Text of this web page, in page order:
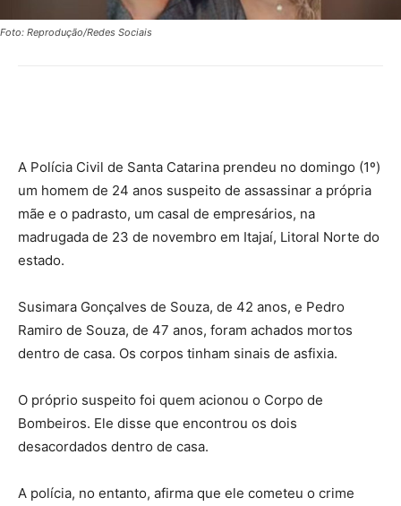
Foto: Reprodução/Redes Sociais
A Polícia Civil de Santa Catarina prendeu no domingo (1º)
um homem de 24 anos suspeito de assassinar a própria
mãe e o padrasto, um casal de empresários, na
madrugada de 23 de novembro em Itajaí, Litoral Norte do
estado.
Susimara Gonçalves de Souza, de 42 anos, e Pedro
Ramiro de Souza, de 47 anos, foram achados mortos
dentro de casa. Os corpos tinham sinais de asfixia.
O próprio suspeito foi quem acionou o Corpo de
Bombeiros. Ele disse que encontrou os dois
desacordados dentro de casa.
A polícia, no entanto, afirma que ele cometeu o crime